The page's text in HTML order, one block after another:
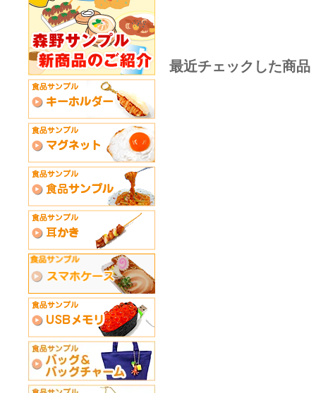
最近チェックした商品